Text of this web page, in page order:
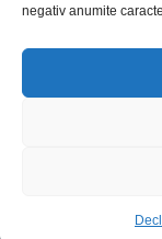
negativ anumite
Pricing
©2023 Dali.